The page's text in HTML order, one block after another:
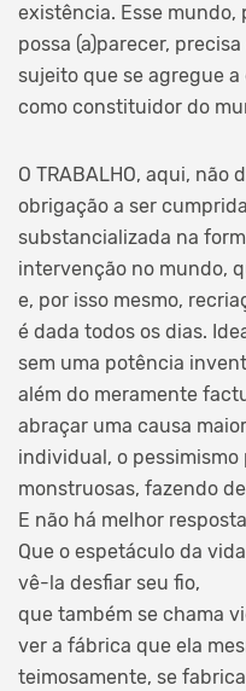
existência. Esse mundo,
possa (a)parecer,
sujeito que se agregue
como constituidor do
O TRABALHO, aqui, não
obrigação a ser
substancializada na
intervenção no mundo,
e, por isso mesmo,
é dada todos os dias.
sem uma potência
além do meramente
abraçar uma causa
individual, o
monstruosas, fazendo
E não há melhor resposta
Que o espetáculo da
vê-la desfiar seu fio,
que também se chama
ver a fábrica que ela
teimosamente, se